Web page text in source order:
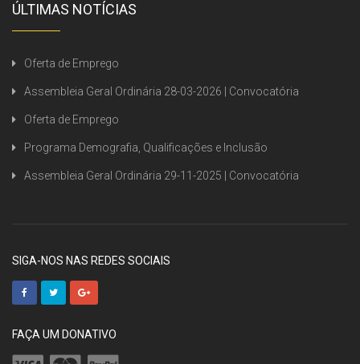
ÚLTIMAS NOTÍCIAS
Oferta de Emprego
Assembleia Geral Ordinária 28-03-2026 | Convocatória
Oferta de Emprego
Programa Demografia, Qualificações e Inclusão
Assembleia Geral Ordinária 29-11-2025 | Convocatória
SIGA-NOS NAS REDES SOCIAIS
FAÇA UM DONATIVO